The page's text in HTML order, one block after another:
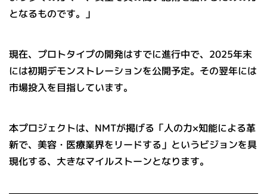
となるものです。」
現在、プロトタイプの開発はすでに進行中で、2025年末
には初期デモンストレーションを公開予定。その翌年には
市場投入を目指しています。
本プロジェクトは、NMTが掲げる「人の力×知能による革
新で、美容・医療業界をリードする」というビジョンを具
現化する、大きなマイルストーンとなります。